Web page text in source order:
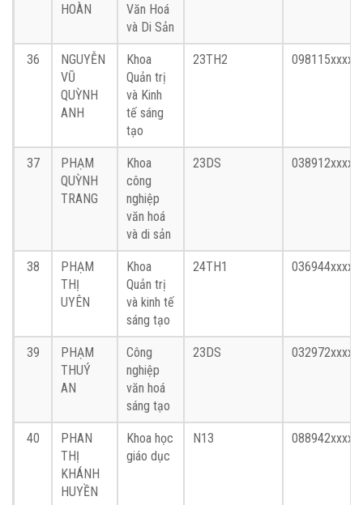
HOÀN
Văn Hoá
và Di Sản
36
NGUYỄN
VŨ
QUỲNH
ANH
Khoa
Quản trị
và Kinh
tế sáng
tạo
23TH2 098115xxxx
37
PHẠM
QUỲNH
TRANG
Khoa
công
nghiệp
văn hoá
và di sản
23DS 038912xxxx
38
PHẠM
THỊ
UYÊN
Khoa
Quản trị
và kinh tế
sáng tạo
24TH1 036944xxxx
39
PHẠM
THUÝ
AN
Công
nghiệp
văn hoá
sáng tạo
23DS 032972xxxx
40
PHAN
THỊ
KHÁNH
HUYỀN
Khoa học
giáo dục
N13 088942xxxx